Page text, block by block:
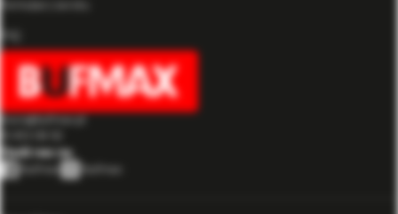
Formularz zwrotu
biuro@bufmax.pl